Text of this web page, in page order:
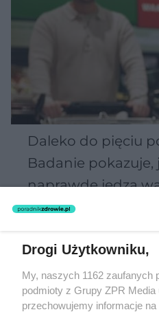
Daleko do pięciu
Badanie pokazuje,
naprawdę jedzą
Drogi Użytkowniku,
My, naszych 1162 zaufanych
podmioty z Grupy ZPR
przechowujemy informacje